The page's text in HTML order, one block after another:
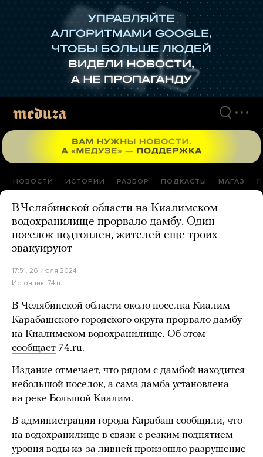
НОВОСТИ ИСТОРИИ РАЗБОР ПОДКАСТЫ МАГАЗ
В Челябинской области на Киалимском
водохранилище прорвало дамбу. Один
поселок подтоплен, жителей еще троих
эвакуируют
17:51, 26 июля 2024
Источник: 74.ru
В Челябинской области около поселка Киалим
Карабашского городского округа прорвало дамбу
на Киалимском водохранилище. Об этом
сообщает 74.ru.
Издание отмечает, что рядом с дамбой находится
небольшой поселок, а сама дамба установлена
на реке Большой Киалим.
В администрации города Карабаш сообщили, что
на водохранилище в связи с резким поднятием
уровня воды из-за ливней произошло разрушение